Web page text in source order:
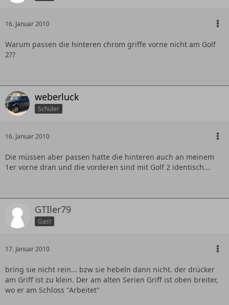
16. Januar 2010
Warum passen die hinteren chrom griffe vorne nicht am Golf
2??
weberluck
Schüler
16. Januar 2010
Die müssen aber passen hatte die hinteren auch an meinem
1er vorne dran und die vorderen sind mit Golf 2 identisch...
GTIler79
Gast
17. Januar 2010
bring sie nicht rein... bzw sie hebeln dann nicht. der drücker
am Griff ist zu klein. Der am alten Serien Griff ist oben breiter,
wo er am Schloss "Arbeitet"